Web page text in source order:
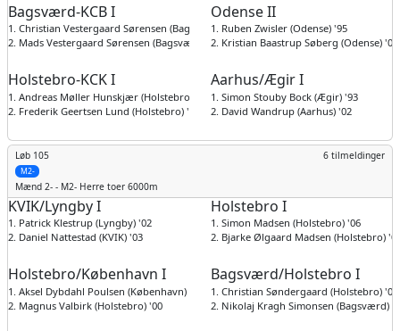
Bagsværd-KCB I
1. Christian Vestergaard Sørensen (Bagsværd) '96
2. Mads Vestergaard Sørensen (Bagsværd) '98
Odense II
1. Ruben Zwisler (Odense) '95
2. Kristian Baastrup Søberg (Odense) '00
Holstebro-KCK I
1. Andreas Møller Hunskjær (Holstebro) '01
2. Frederik Geertsen Lund (Holstebro) '01
Aarhus/Ægir I
1. Simon Stouby Bock (Ægir) '93
2. David Wandrup (Aarhus) '02
Løb 105 6 tilmeldinger
M2-
Mænd 2- - M2- Herre toer 6000m
KVIK/Lyngby I
1. Patrick Klestrup (Lyngby) '02
2. Daniel Nattestad (KVIK) '03
Holstebro I
1. Simon Madsen (Holstebro) '06
2. Bjarke Ølgaard Madsen (Holstebro)
Holstebro/København I
1. Aksel Dybdahl Poulsen (København) '98
2. Magnus Valbirk (Holstebro) '00
Bagsværd/Holstebro I
1. Christian Søndergaard (Holstebro) '04
2. Nikolaj Kragh Simonsen (Bagsværd)